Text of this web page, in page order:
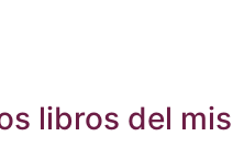
libros del